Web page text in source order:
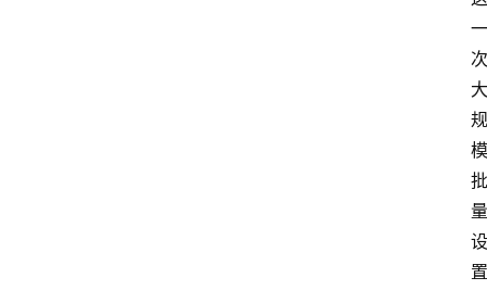
一
次
大
规
模
批
量
设
置